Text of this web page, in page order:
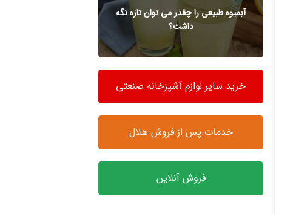
آبمیوه طبیعی را چقدر می توان تازه نگه
داشت؟
خرید سایر لوازم آشپزخانه صنعتی
خدمات پس از فروش هلال
فروش آنلاین